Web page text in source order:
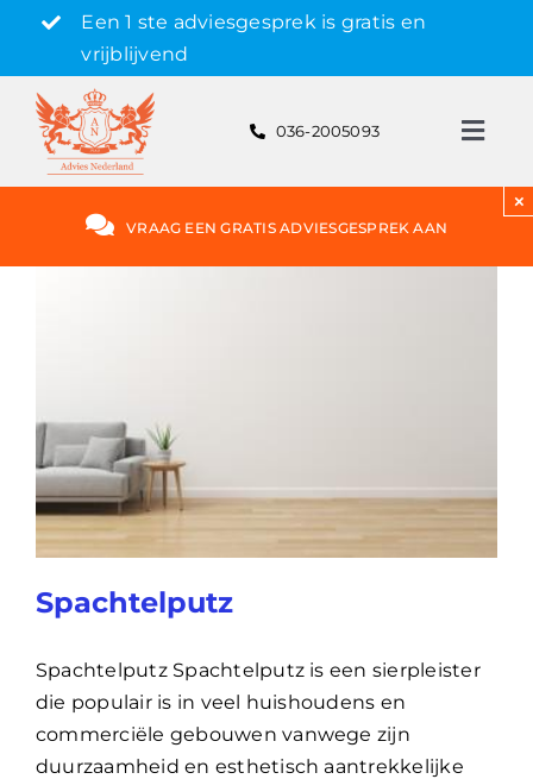
content
Een 1 ste adviesgesprek is gratis en
vrijblijvend
Hypotheek
Hypotheekvormen
Bereken
Lening
Overwaarde
over advies nederland
036-2005093
VRAAG EEN GRATIS ADVIESGESPREK AAN
×
Spachtelputz
Spachtelputz Spachtelputz is een sierpleister
die populair is in veel huishoudens en
commerciële gebouwen vanwege zijn
duurzaamheid en esthetisch aantrekkelijke